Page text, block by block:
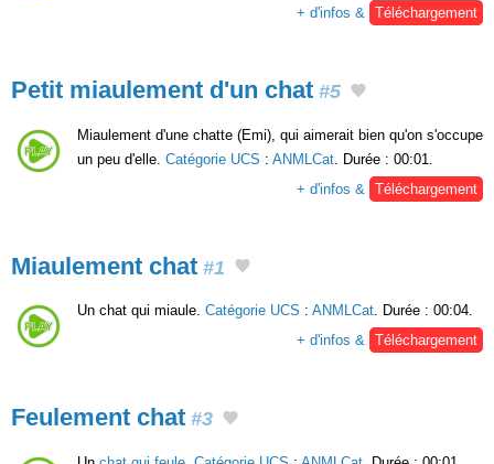
+ d'infos & Téléchargement
Petit miaulement d'un chat #5
Miaulement d'une chatte (Emi), qui aimerait bien qu'on s'occupe
un peu d'elle. Catégorie UCS : ANMLCat . Durée : 00:01.
+ d'infos &
Téléchargement
Miaulement chat #1
Un chat qui miaule. Catégorie UCS : ANMLCat. Durée : 00:04.
+ d'infos & Téléchargement
Feulement chat #3